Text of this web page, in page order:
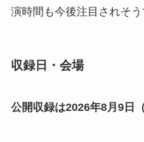
演時間も今後注目されそう
収録日・会場
公開収録は2026年8月9日（